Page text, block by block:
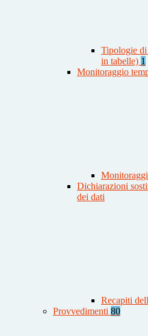
Tipologie di
in tabelle) 1
Monitoraggio
Dichiarazioni
dei dati
Recapiti
Provvedimenti 80